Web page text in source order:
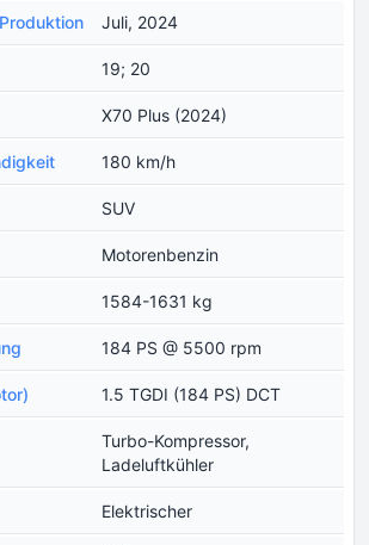
Juli, 2024
19; 20
X70 Plus (2024)
180 km/h
SUV
Motorenbenzin
1584-1631 kg
184 PS @ 5500 rpm
1.5 TGDI (184 PS) DCT
Turbo-Kompressor,
Ladeluftkühler
Elektrischer